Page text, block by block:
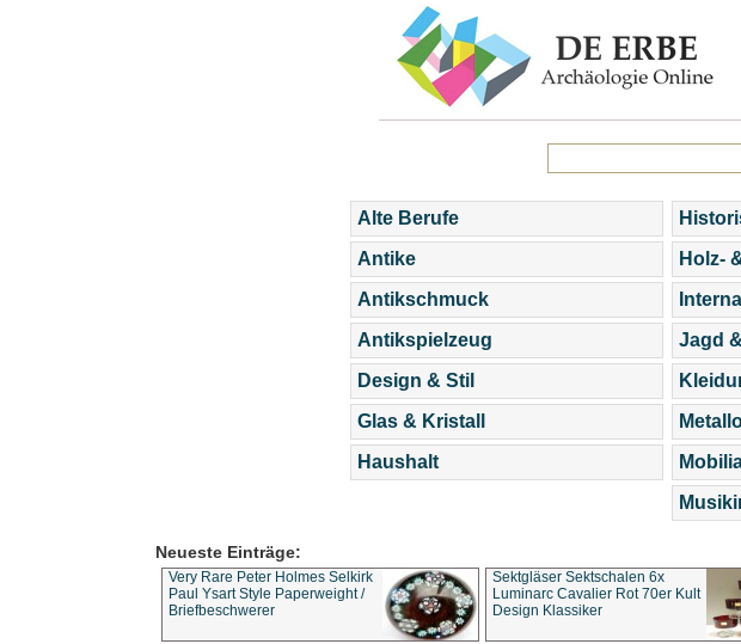
Alte Berufe
Antike
Antikschmuck
Antikspielzeug
Design & Stil
Glas & Kristall
Haushalt
Holz-
Jagd
Neueste Einträge:
Very Rare Peter Holmes Selkirk
Paul Ysart Style Paperweight /
Briefbeschwerer
Sektgläser Sektschalen 6x
Luminarc Cavalier Rot 70er Kult
Design Klassiker